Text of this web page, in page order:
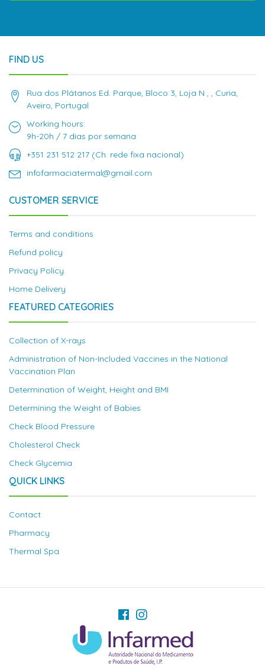
FIND US
Rua dos Plátanos Ed. Parque, Bloco 3, Loja N , , Curia,
Aveiro, Portugal
Working hours:
9h-20h / 7 dias por semana
+351 231 512 217 (Ch. rede fixa nacional)
infofarmaciatermal@gmail.com
CUSTOMER SERVICE
Terms and conditions
Refund policy
Privacy Policy
Home Delivery
FEATURED CATEGORIES
Collection of X-rays
Administration of Non-Included Vaccines in the National
Vaccination Plan
Determination of Weight, Height and BMI
Determining the Weight of Babies
Check Blood Pressure
Cholesterol Check
Check Glycemia
QUICK LINKS
Contact
Pharmacy
Thermal Spa